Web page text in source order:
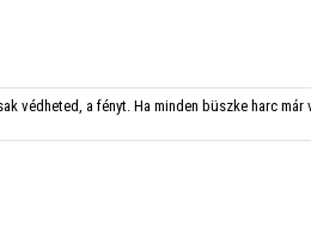
védheted, a fényt. Ha minden büszke harc